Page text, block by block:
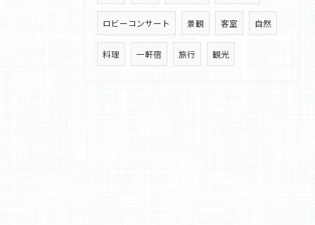
ロビーコンサート 景観 客室 自然
料理 一軒宿 旅行 観光